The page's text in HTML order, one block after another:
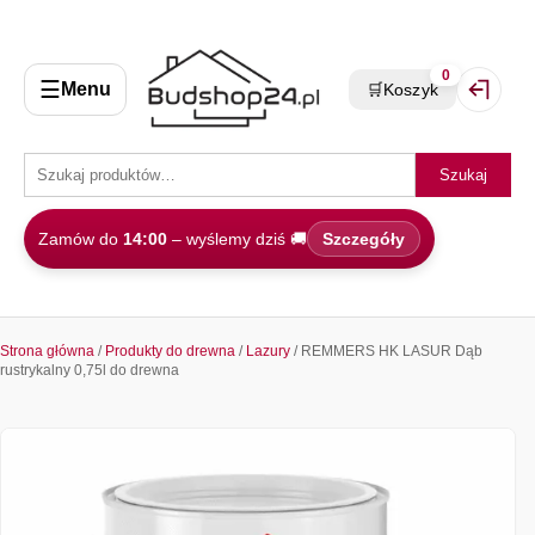
☰ Menu
Szukaj
Zamów do 14:00 – wyślemy dziś 🚚 Szczegóły
🛒Koszyk
0
Strona główna / Produkty do drewna / Lazury / REMMERS HK LASUR Dąb
rustrykalny 0,75l do drewna